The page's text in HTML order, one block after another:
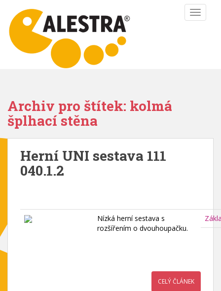
n
Archiv pro štítek: kolmá
šplhací stěna
Herní UNI sestava 111
040.1.2
Nízká herní sestava s
rozšířením o dvouhoupačku.
CELÝ ČLÁNEK